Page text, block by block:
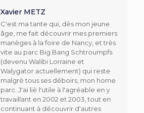
Xavier METZ
C'est ma tante qui, dès mon jeune
âge, me fait découvrir mes premiers
manèges à la foire de Nancy, et très
vite au parc Big Bang Schtroumpfs
(devenu Walibi Lorraine et
Walygator actuellement) qui reste
malgrè tous ses déboirs, mon home
parc. J'ai liè l'utile à l'agréable en y
travaillant en 2002 et 2003, tout en
continuant à découvrir d'autres